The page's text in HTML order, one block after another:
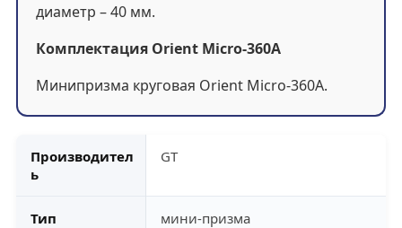
диаметр – 40 мм.
Комплектация Orient Micro-360A
Минипризма круговая Orient Micro-360A.
Производител
ь
GT
Тип мини-призма